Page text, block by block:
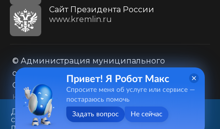
Cайт Президента России
www.kremlin.ru
© Администрация муниципального
образования городского округа «Город
Саратов»
Контакты
Карта сайта
Политика в отношении обработки
персональных данных
Данный веб-сайт использует
cookie-файлы в целях
Привет! Я Робот Макс
Спросите меня об услуге или сервисе —
постараюсь помочь
Задать вопрос Не сейчас